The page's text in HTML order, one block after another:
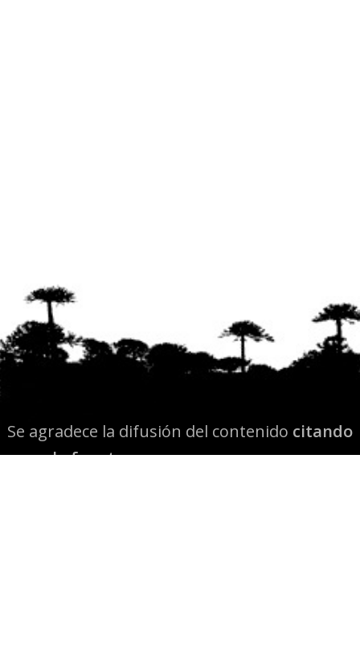
Se agradece la difusión del contenido citando
la fuente www.mapuexpress.org